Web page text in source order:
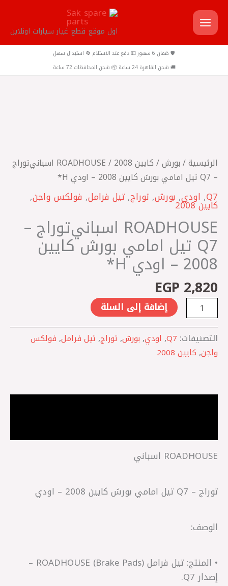
تخطي
إلى
المحتوى
اول موقع قطع غيار سيارات اونلاين
🛡️ ضمان 6 شهور 💵 دفع عند الاستلام 🔄 استبدال سهل
🚚 شحن القاهرة 24 ساعة 📦 شحن المحافظات 72 ساعة
الرئيسية/ بورش/ كايين 2008
/ ROADHOUSE اسباني ‎توراج
– Q7 تيل امامي بورش كايين 2008 – اودي H*
Q7
, اودي, بورش, توراج, تيل فرامل, فولكس واجن,
كايين 2008
ROADHOUSE اسباني ‎توراج –
Q7 تيل امامي بورش كايين
2008 – اودي H*
EGP 2,820
‎توراج
-
تيل
امامي
بورش
كايين
2008
-
اودي
H*
إضافة إلى السلة
التصنيفات: Q7
, اودي, بورش, توراج, تيل فرامل, فولكس
واجن, كايين 2008
ROADHOUSE اسباني
الوصف:
• المنتج: تيل فرامل (Brake Pads) ROADHOUSE –
إصدار Q7.